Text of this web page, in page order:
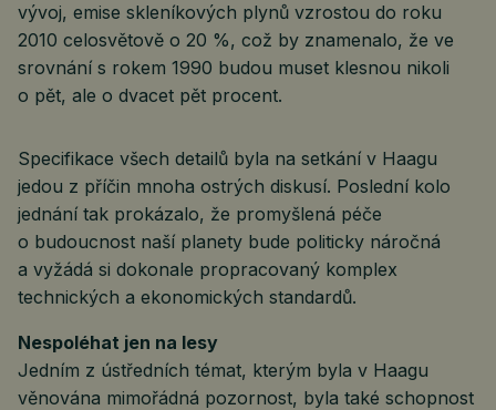
vývoj, emise skleníkových plynů vzrostou do roku
2010 celosvětově o 20 %, což by znamenalo, že ve
srovnání s rokem 1990 budou muset klesnou nikoli
o pět, ale o dvacet pět procent.
Specifikace všech detailů byla na setkání v Haagu
jedou z příčin mnoha ostrých diskusí. Poslední kolo
jednání tak prokázalo, že promyšlená péče
o budoucnost naší planety bude politicky náročná
a vyžádá si dokonale propracovaný komplex
technických a ekonomických standardů.
Nespoléhat jen na lesy
Jedním z ústředních témat, kterým byla v Haagu
věnována mimořádná pozornost, byla také schopnost